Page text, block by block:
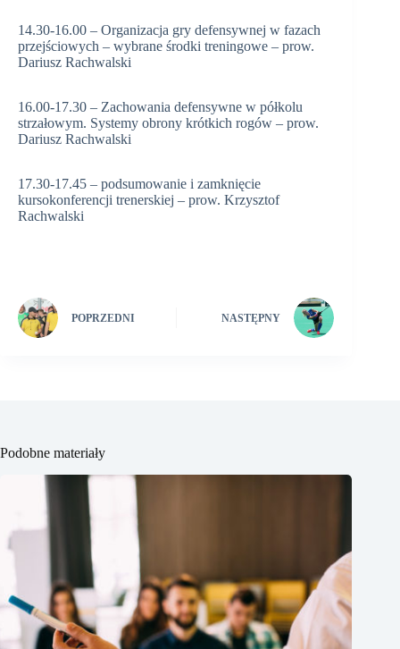
14.30-16.00 – Organizacja gry defensywnej w fazach
przejściowych – wybrane środki treningowe – prow.
Dariusz Rachwalski
16.00-17.30 – Zachowania defensywne w półkolu
strzałowym. Systemy obrony krótkich rogów – prow.
Dariusz Rachwalski
17.30-17.45 – podsumowanie i zamknięcie
kursokonferencji trenerskiej – prow. Krzysztof
Rachwalski
POPRZEDNI NASTĘPNY
Podobne materiały